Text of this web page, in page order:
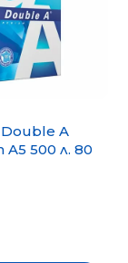
A
A5 500 л. 80